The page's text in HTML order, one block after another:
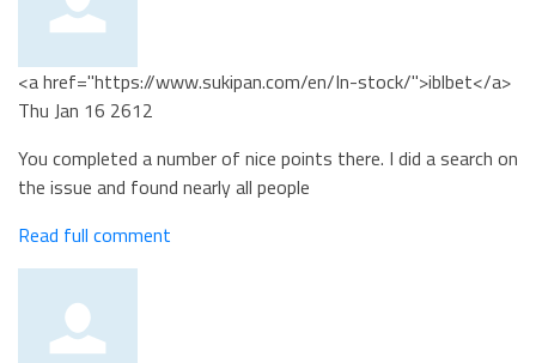
<a href="https://www.sukipan.com/en/In-stock/">iblbet</a>
Thu Jan 16 2612
You completed a number of nice points there. I did a search on
the issue and found nearly all people
Read full comment